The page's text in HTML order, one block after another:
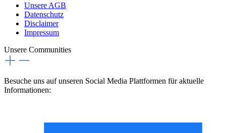
Unsere AGB
Datenschutz
Disclaimer
Impressum
Unsere Communities
Besuche uns auf unseren Social Media Plattformen für aktuelle
Informationen: